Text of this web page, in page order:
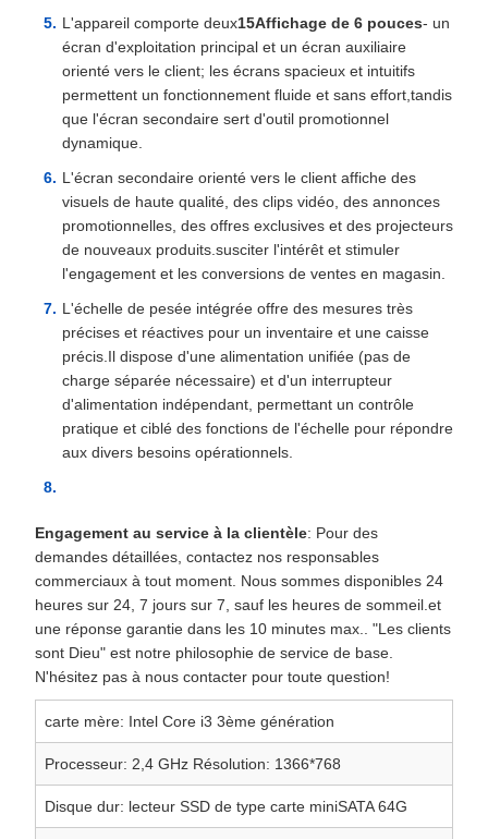
L'appareil comporte deux15Affichage de 6 pouces- un
écran d'exploitation principal et un écran auxiliaire
orienté vers le client; les écrans spacieux et intuitifs
permettent un fonctionnement fluide et sans effort,tandis
que l'écran secondaire sert d'outil promotionnel
dynamique.
L'écran secondaire orienté vers le client affiche des
visuels de haute qualité, des clips vidéo, des annonces
promotionnelles, des offres exclusives et des projecteurs
de nouveaux produits.susciter l'intérêt et stimuler
l'engagement et les conversions de ventes en magasin.
L'échelle de pesée intégrée offre des mesures très
précises et réactives pour un inventaire et une caisse
précis.Il dispose d'une alimentation unifiée (pas de
charge séparée nécessaire) et d'un interrupteur
d'alimentation indépendant, permettant un contrôle
pratique et ciblé des fonctions de l'échelle pour répondre
aux divers besoins opérationnels.
Engagement au service à la clientèle: Pour des
demandes détaillées, contactez nos responsables
commerciaux à tout moment. Nous sommes disponibles 24
heures sur 24, 7 jours sur 7, sauf les heures de sommeil.et
une réponse garantie dans les 10 minutes max.. "Les clients
sont Dieu" est notre philosophie de service de base.
N'hésitez pas à nous contacter pour toute question!
carte mère: Intel Core i3 3ème génération
Processeur: 2,4 GHz Résolution: 1366*768
Disque dur: lecteur SSD de type carte miniSATA 64G